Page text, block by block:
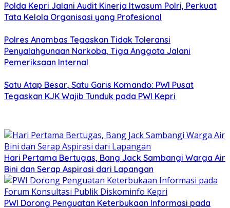
Polda Kepri Jalani Audit Kinerja Itwasum Polri, Perkuat
Tata Kelola Organisasi yang Profesional
Polres Anambas Tegaskan Tidak Toleransi
Penyalahgunaan Narkoba, Tiga Anggota Jalani
Pemeriksaan Internal
Satu Atap Besar, Satu Garis Komando: PWI Pusat
Tegaskan KJK Wajib Tunduk pada PWI Kepri
Hari Pertama Bertugas, Bang Jack Sambangi Warga Air
Bini dan Serap Aspirasi dari Lapangan
PWI Dorong Penguatan Keterbukaan Informasi pada